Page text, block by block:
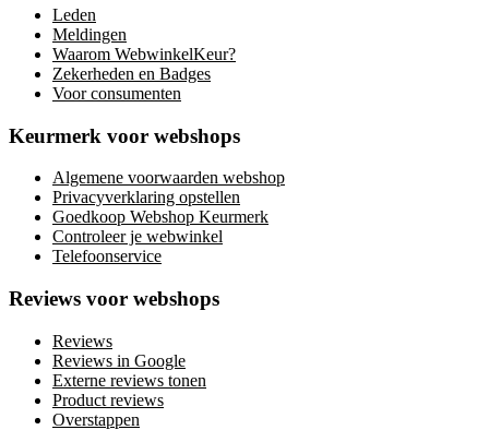
Leden
Meldingen
Waarom WebwinkelKeur?
Zekerheden en Badges
Voor consumenten
Keurmerk voor webshops
Algemene voorwaarden webshop
Privacyverklaring opstellen
Goedkoop Webshop Keurmerk
Controleer je webwinkel
Telefoonservice
Reviews voor webshops
Reviews
Reviews in Google
Externe reviews tonen
Product reviews
Overstappen